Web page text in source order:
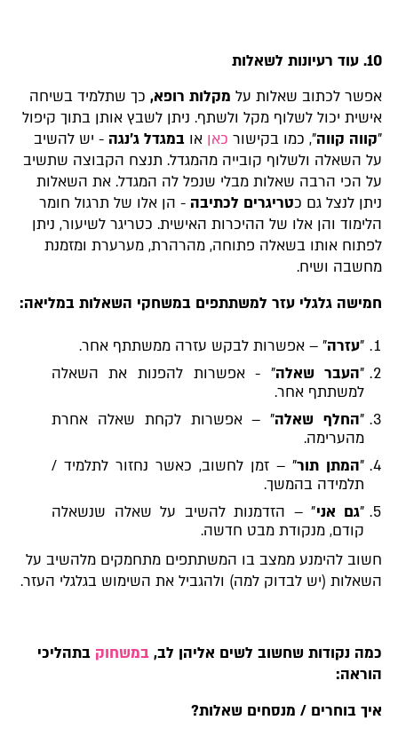
10. עוד רעיונות לשאלות
אפשר לכתוב שאלות על מקלות רופא,כך שתלמיד בשיחה
אישית יכול לשלוף מקל ולשתף. ניתן לשבץ אותן בתוך קיפול
"קווה קווה", כמו בקישור כאן או במגדל ג'נגה - יש להשיב
על השאלה ולשלוף קובייה מהמגדל. תנצח הקבוצה שתשיב
על הכי הרבה שאלות מבלי שנפל לה המגדל. את השאלות
ניתן לנצל גם כטריגרים לכתיבה - הן אלו של תרגול חומר
הלימוד והן אלו של ההיכרות האישית. כטריגר לשיעור, ניתן
לפתוח אותו בשאלה פתוחה, מהרהרת, מערערת ומזמנת
מחשבה ושיח.
חמישה גלגלי עזר למשתתפים במשחקי השאלות במליאה:
"עזרה" – אפשרות לבקש עזרה ממשתתף אחר.
"העבר שאלה" - אפשרות להפנות את השאלה
למשתתף אחר.
"החלף שאלה" – אפשרות לקחת שאלה אחרת
מהערימה.
"המתן תור" – זמן לחשוב, כאשר נחזור לתלמיד /
תלמידה בהמשך.
"גם אני" – הזדמנות להשיב על שאלה שנשאלה
קודם, מנקודת מבט חדשה.
חשוב להימנע ממצב בו המשתתפים מתחמקים מלהשיב על
השאלות (יש לבדוק למה) ולהגביל את השימוש בגלגלי העזר.
כמה נקודות שחשוב לשים אליהן לב, במשחוק בתהליכי
הוראה:
איך בוחרים / מנסחים שאלות?